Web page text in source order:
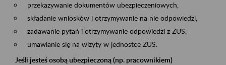
przekazywanie dokumentów ubezpieczeniowych,
składanie wniosków i otrzymywanie na nie odpowiedzi,
zadawanie pytań i otrzymywanie odpowiedzi z ZUS,
umawianie się na wizyty w jednostce ZUS.
Jeśli jesteś osobą ubezpieczoną (np. pracownikiem)